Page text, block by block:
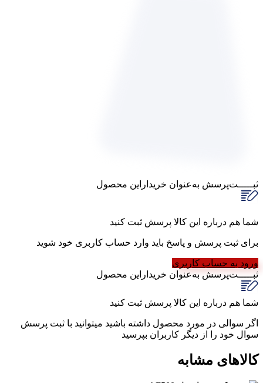
ثبـــــت‌پرسش به‌عنوان ‌خریدار‌این‌ محصول
شما هم درباره این کالا پرسش ثبت کنید
برای ثبت پرسش و پاسخ باید وارد حساب کاربری خود شوید
ورود به حساب کاربری
ثبـــــت‌پرسشبه‌عنوان ‌خریدار‌این‌ محصول
شما هم درباره این کالا پرسش ثبت کنید
اگر سوالی در مورد محصول داشته باشید میتوانید با ثبت پرسش
سوال خود را از دیگر کاربران بپرسید
کالاهای مشابه